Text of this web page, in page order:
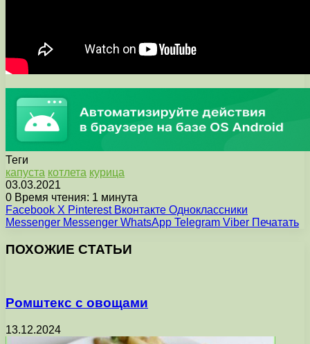
Теги
капуста котлета курица
03.03.2021
0 Время чтения: 1 минута
Facebook X Pinterest Вконтакте Одноклассники
Messenger Messenger WhatsApp Telegram Viber Печатать
ПОХОЖИЕ СТАТЬИ
Ромштекс с овощами
13.12.2024